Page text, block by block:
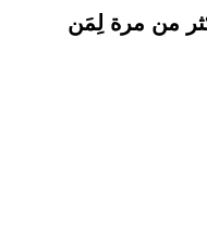
من مرة لِمَن